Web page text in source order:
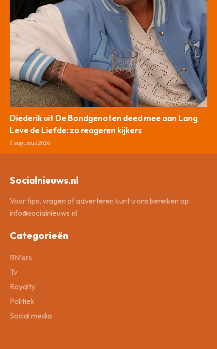
Diederik uit De Bondgenoten deed mee aan Lang
Leve de Liefde: zo reageren kijkers
9 augustus 2026
Socialnieuws.nl
Voor tips, vragen of adverteren kunt u ons bereiken op
info@socialnieuws.nl
Categorieën
BN’ers
Tv
Royalty
Politiek
Social media